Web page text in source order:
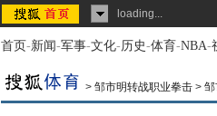
loading...
首页-新闻-军事-文化-历史-体育-NBA-
> 邹市明转战职业拳击 >